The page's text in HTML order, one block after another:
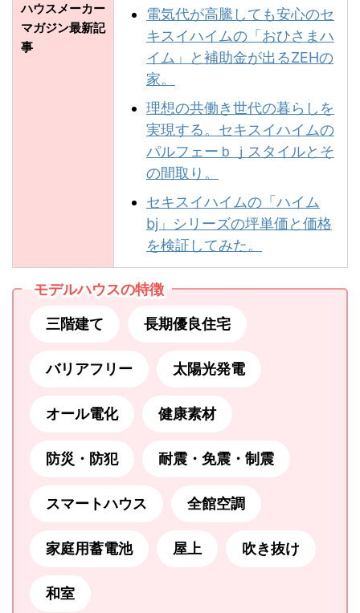
ハウスメーカー
マガジン最新記
事
電気代が高騰しても安心のセ
キスイハイムの「おひさまハ
イム」と補助金が出るZEHの
家。
理想の共働き世代の暮らしを
実現する。セキスイハイムの
パルフェーｂｊスタイルとそ
の間取り。
セキスイハイムの「ハイム
bj」シリーズの坪単価と価格
を検証してみた。
モデルハウスの特徴
三階建て 長期優良住宅
バリアフリー 太陽光発電
オール電化 健康素材
防災・防犯 耐震・免震・制震
スマートハウス 全館空調
家庭用蓄電池 屋上 吹き抜け
和室